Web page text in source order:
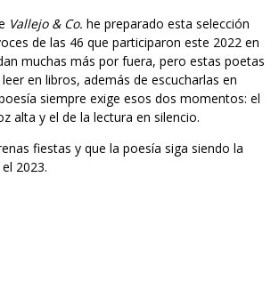
Vallejo & Co. he preparado esta selección
de las 46 que participaron este 2022 en
muchas más por fuera, pero estas poetas
en libros, además de escucharlas en
siempre exige esos dos momentos: el
alta y el de la lectura en silencio.
fiestas y que la poesía siga siendo la
2023.